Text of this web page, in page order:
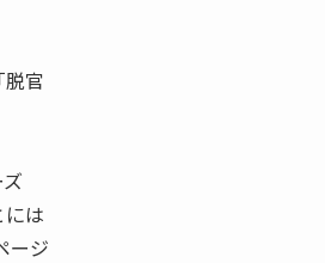
官
は
ージ